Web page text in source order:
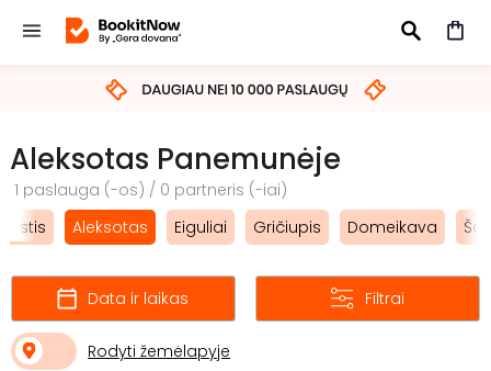
IEŠKOTI
Aleksotas Panemunėje
1 paslauga (-os) / 0 partneris (-iai)
Aleksotas Eiguliai Gričiupis Domeikava
Data ir laikas Filtrai
Rodyti žemėlapyje